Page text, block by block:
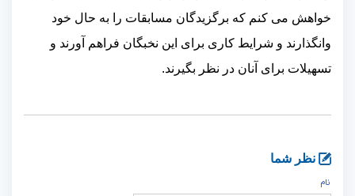
خواهش می کنم که برگزیدگان مسابقات را به حال خود
وانگذارند و شرایط کاری برای این نخبگان فراهم آورند و
تسهیلات برای آنان در نظر بگیرند.
نظر شما
نام